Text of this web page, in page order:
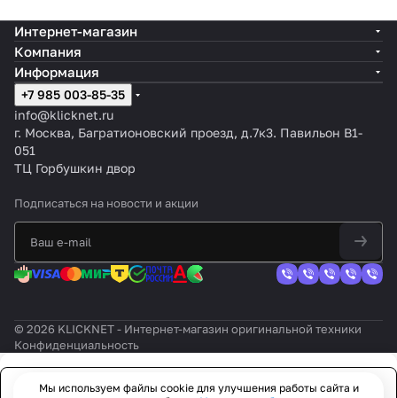
Заказать
Интернет-магазин
Компания
Информация
+7 985 003-85-35
info@klicknet.ru
г. Москва, Багратионовский проезд, д.7к3. Павильон B1-
051
ТЦ Горбушкин двор
Подписаться на новости и акции
© 2026 KLICKNET - Интернет-магазин оригинальной техники
Конфиденциальность
Мы используем файлы cookie для улучшения работы сайта и